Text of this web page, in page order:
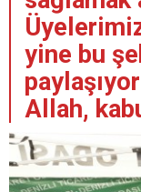
yine bu
Allah,